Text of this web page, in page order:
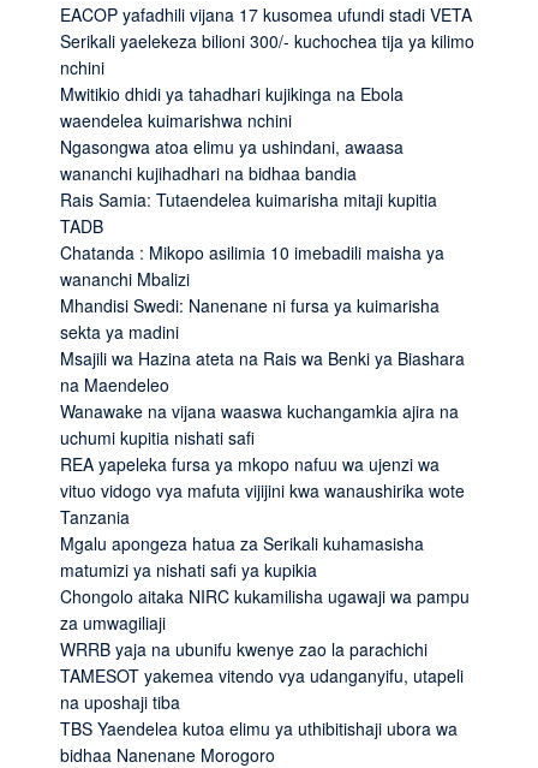
EACOP yafadhili vijana 17 kusomea ufundi stadi VETA
Serikali yaelekeza bilioni 300/- kuchochea tija ya kilimo
nchini
Mwitikio dhidi ya tahadhari kujikinga na Ebola
waendelea kuimarishwa nchini
Ngasongwa atoa elimu ya ushindani, awaasa
wananchi kujihadhari na bidhaa bandia
Rais Samia: Tutaendelea kuimarisha mitaji kupitia
TADB
Chatanda : Mikopo asilimia 10 imebadili maisha ya
wananchi Mbalizi
Mhandisi Swedi: Nanenane ni fursa ya kuimarisha
sekta ya madini
Msajili wa Hazina ateta na Rais wa Benki ya Biashara
na Maendeleo
Wanawake na vijana waaswa kuchangamkia ajira na
uchumi kupitia nishati safi
REA yapeleka fursa ya mkopo nafuu wa ujenzi wa
vituo vidogo vya mafuta vijijini kwa wanaushirika wote
Tanzania
Mgalu apongeza hatua za Serikali kuhamasisha
matumizi ya nishati safi ya kupikia
Chongolo aitaka NIRC kukamilisha ugawaji wa pampu
za umwagiliaji
WRRB yaja na ubunifu kwenye zao la parachichi
TAMESOT yakemea vitendo vya udanganyifu, utapeli
na uposhaji tiba
TBS Yaendelea kutoa elimu ya uthibitishaji ubora wa
bidhaa Nanenane Morogoro